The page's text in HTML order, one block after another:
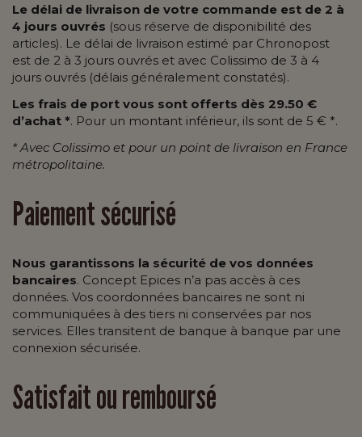
Le délai de livraison de votre commande est de 2 à
4 jours ouvrés (sous réserve de disponibilité des
articles). Le délai de livraison estimé par Chronopost
est de 2 à 3 jours ouvrés et avec Colissimo de 3 à 4
jours ouvrés (délais généralement constatés).
Les frais de port vous sont offerts dès 29.50 €
d’achat *. Pour un montant inférieur, ils sont de 5 € *.
* Avec Colissimo et pour un point de livraison en France
métropolitaine.
Paiement sécurisé
Nous garantissons la sécurité de vos données
bancaires. Concept Epices n’a pas accès à ces
données. Vos coordonnées bancaires ne sont ni
communiquées à des tiers ni conservées par nos
services. Elles transitent de banque à banque par une
connexion sécurisée.
Satisfait ou remboursé